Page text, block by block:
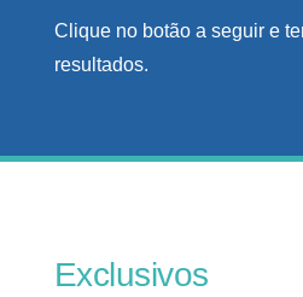
Clique no botão a seguir e
resultados.
Exclusivos